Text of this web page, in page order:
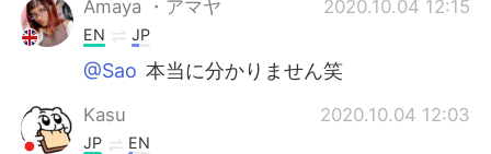
Amaya ・アマヤ 2020.10.04 12:15
EN JP
@Sao 本当に分かりません笑
Kasu 2020.10.04 12:03
JP EN